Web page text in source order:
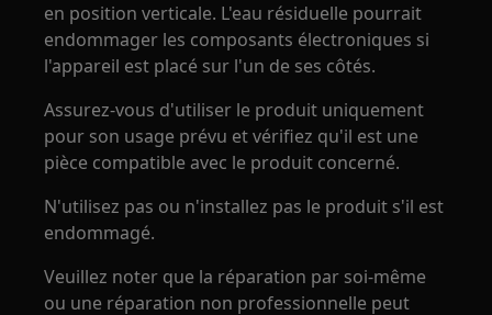
en position verticale. L'eau résiduelle pourrait
endommager les composants électroniques si
l'appareil est placé sur l'un de ses côtés.
Assurez-vous d'utiliser le produit uniquement
pour son usage prévu et vérifiez qu'il est une
pièce compatible avec le produit concerné.
N'utilisez pas ou n'installez pas le produit s'il est
endommagé.
Veuillez noter que la réparation par soi-même
ou une réparation non professionnelle peut